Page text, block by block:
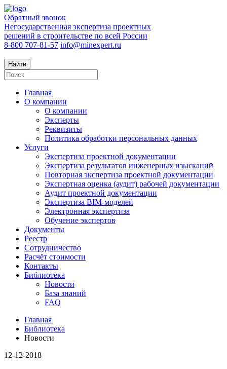
Обратный звонок
Негосударственная экспертиза проектных
решений в строительстве по всей России
8-800 707-81-57 info@minexpert.ru
Найти
Главная
О компании
О компании
Эксперты
Реквизиты
Политика обработки персональных данных
Услуги
Экспертиза проектной документации
Экспертиза результатов инженерных изысканий
Повторная экспертиза проектной документации
Экспертная оценка (аудит) рабочей документации
Аудит проектной документации
Экспертиза BIM-моделей
Электронная экспертиза
Обучение экспертов
Документы
Реестр
Сотрудничество
Расчёт стоимости
Контакты
Библиотека
Новости
База знаний
FAQ
Главная
Библиотека
Новости
12-12-2018